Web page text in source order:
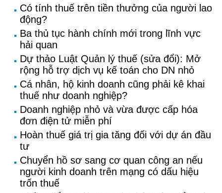
Có tính thuế trên tiền thưởng của người lao
động?
Ba thủ tục hành chính mới trong lĩnh vực
hải quan
Dự thảo Luật Quản lý thuế (sửa đổi): Mở
rộng hỗ trợ dịch vụ kế toán cho DN nhỏ
Cá nhân, hộ kinh doanh cũng phải kê khai
thuế như doanh nghiệp?
Doanh nghiệp nhỏ và vừa được cấp hóa
đơn điện tử miễn phí
Hoàn thuế giá trị gia tăng đối với dự án đầu
tư
Chuyển hồ sơ sang cơ quan công an nếu
người kinh doanh trên mạng có dấu hiệu
trốn thuế